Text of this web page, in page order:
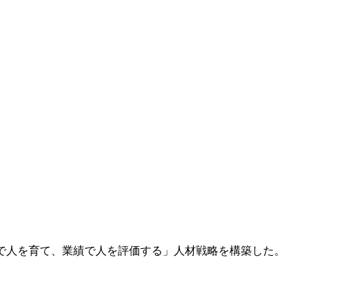
を育て、業績で人を評価する」人材戦略を構築した。